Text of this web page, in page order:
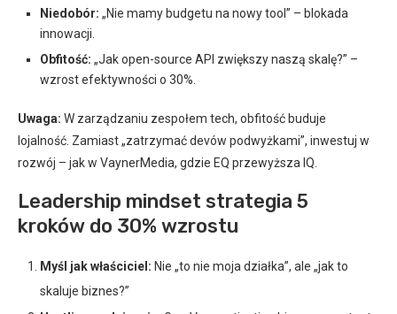
Niedobór: „Nie mamy budgetu na nowy tool” – blokada
innowacji.
Obfitość: „Jak open-source API zwiększy naszą skalę?” –
wzrost efektywności o 30%.
Uwaga: W zarządzaniu zespołem tech, obfitość buduje
lojalność. Zamiast „zatrzymać devów podwyżkami”, inwestuj w
rozwój – jak w VaynerMedia, gdzie EQ przewyższa IQ.
Leadership mindset strategia 5
kroków do 30% wzrostu
Myśl jak właściciel: Nie „to nie moja działka”, ale „jak to
skaluje biznes?”